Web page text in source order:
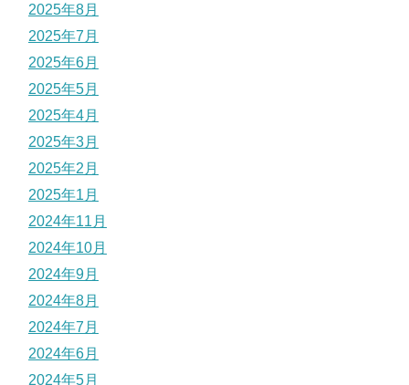
2025年8月
2025年7月
2025年6月
2025年5月
2025年4月
2025年3月
2025年2月
2025年1月
2024年11月
2024年10月
2024年9月
2024年8月
2024年7月
2024年6月
2024年5月